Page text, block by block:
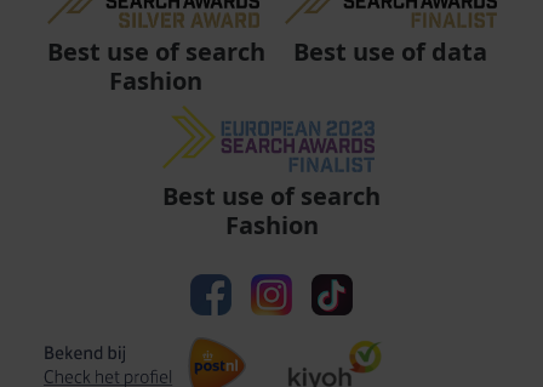
Best use of search
Fashion
Best use of data
Best use of search
Fashion